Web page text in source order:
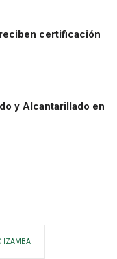
certificación
y Alcantarillado en
IZAMBA